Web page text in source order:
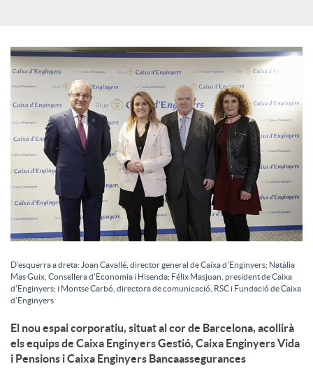
a
l
s
D’esquerra a dreta: Joan Cavallé, director general de Caixa d’Enginyers; Natàlia
Mas Guix, Consellera d’Economia i Hisenda; Félix Masjuan, president de Caixa
d’Enginyers; i Montse Carbó, directora de comunicació, RSC i Fundació de Caixa
d’Enginyers
El nou espai corporatiu, situat al cor de Barcelona, acollirà
els equips de Caixa Enginyers Gestió, Caixa Enginyers Vida
i Pensions i Caixa Enginyers Bancaassegurances